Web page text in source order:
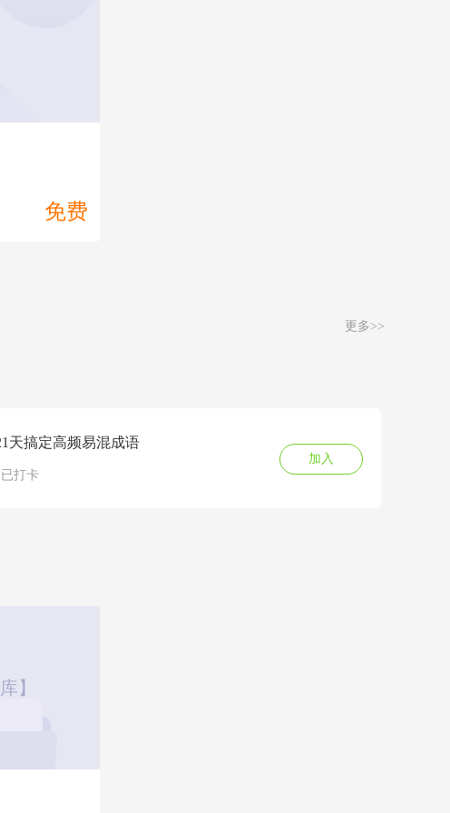
免费
更多>>
天搞定高频易混成语
打卡
加入
】